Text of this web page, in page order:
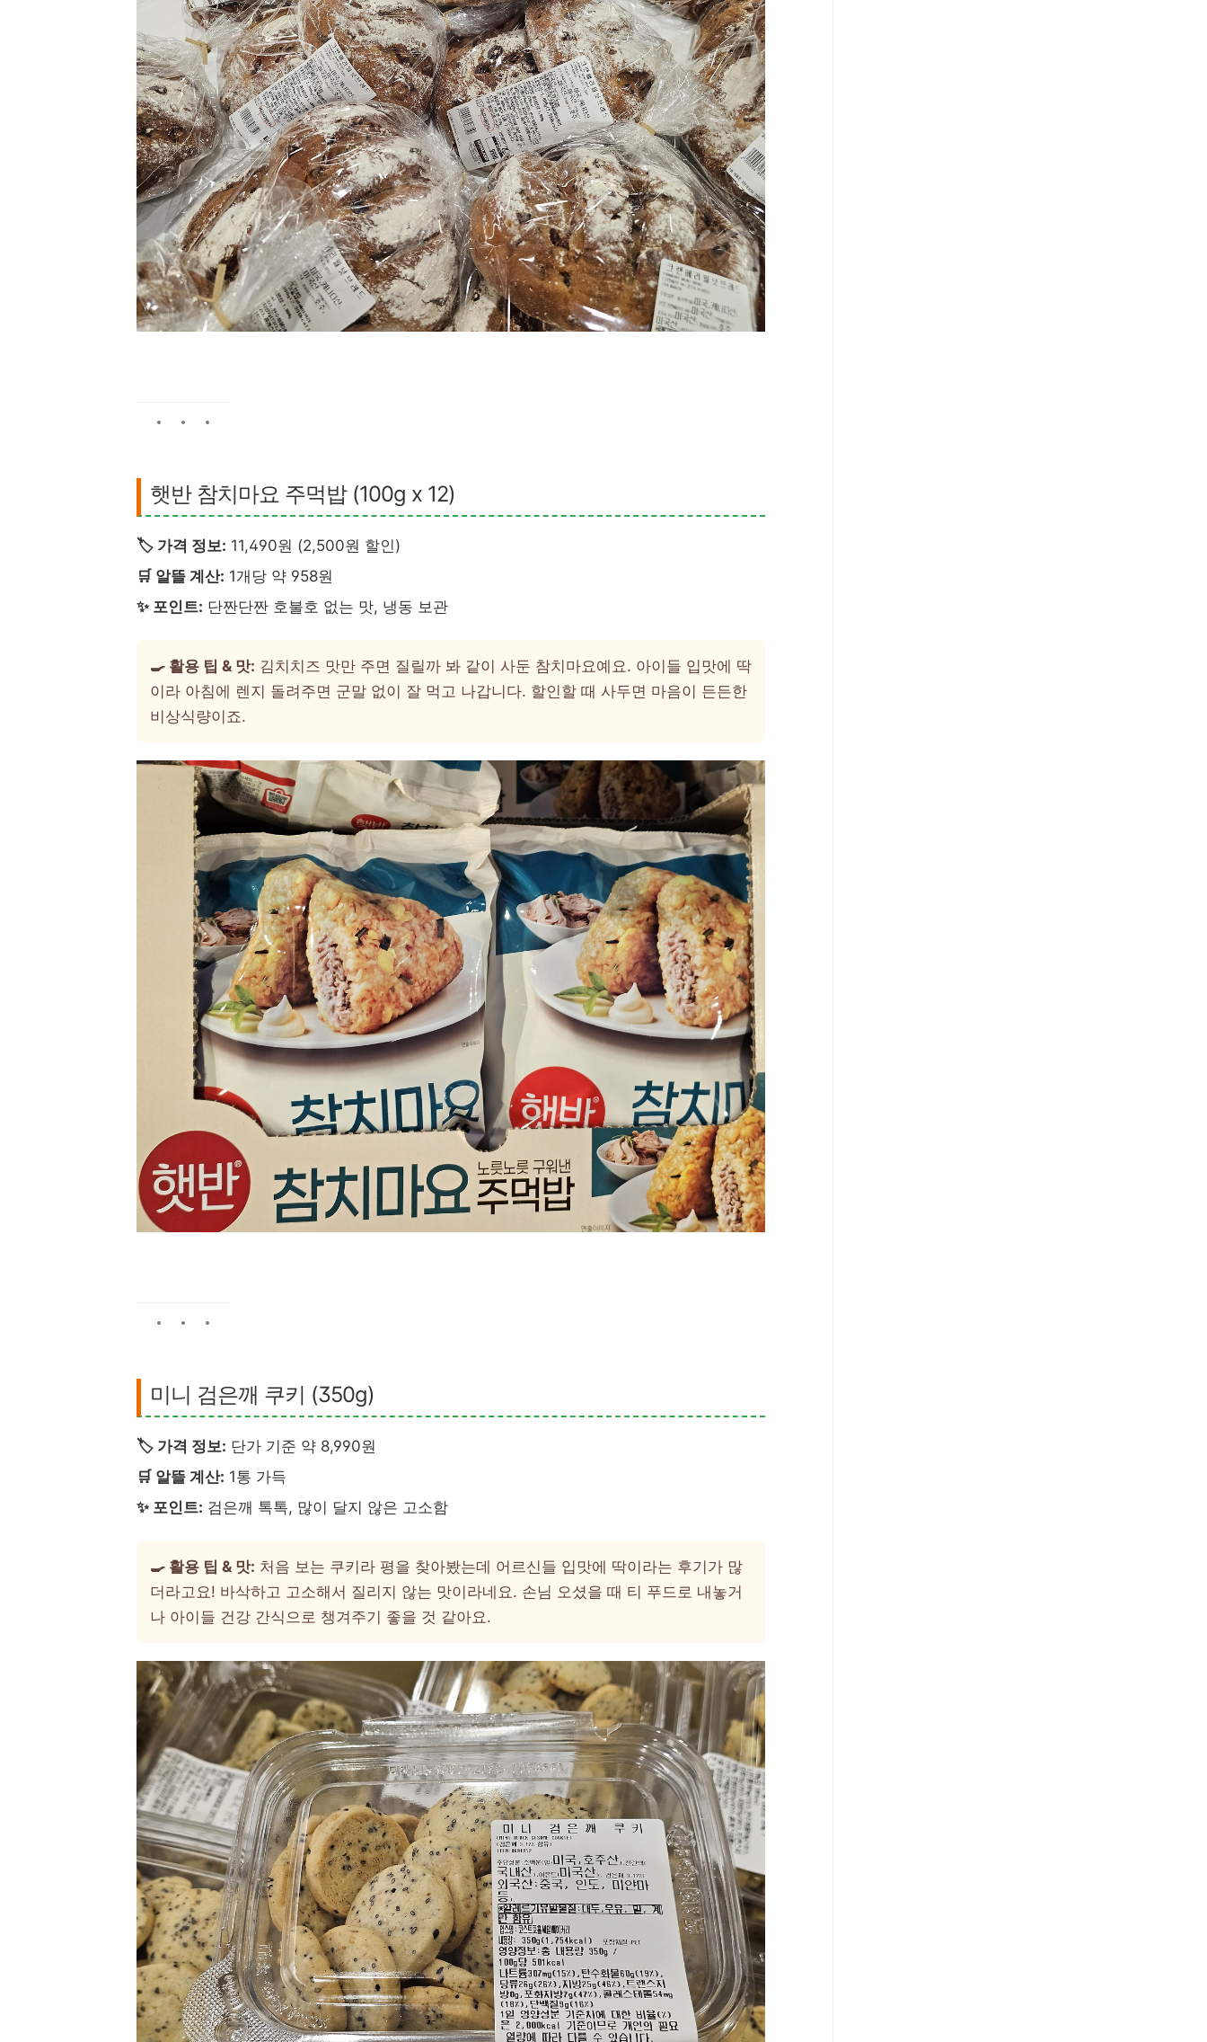
햇반 참치마요 주먹밥 (100g x 12)
🏷️ 가격 정보: 11,490원 (2,500원 할인)
🛒 알뜰 계산: 1개당 약 958원
✨ 포인트: 단짠단짠 호불호 없는 맛, 냉동 보관
🍳 활용 팁 & 맛: 김치치즈 맛만 주면 질릴까 봐 같이 사둔 참치마요예요. 아이들 입맛에 딱
이라 아침에 렌지 돌려주면 군말 없이 잘 먹고 나갑니다. 할인할 때 사두면 마음이 든든한
비상식량이죠.
미니 검은깨 쿠키 (350g)
🏷️ 가격 정보: 단가 기준 약 8,990원
🛒 알뜰 계산: 1통 가득
✨ 포인트: 검은깨 톡톡, 많이 달지 않은 고소함
🍳 활용 팁 & 맛: 처음 보는 쿠키라 평을 찾아봤는데 어르신들 입맛에 딱이라는 후기가 많
더라고요! 바삭하고 고소해서 질리지 않는 맛이라네요. 손님 오셨을 때 티 푸드로 내놓거
나 아이들 건강 간식으로 챙겨주기 좋을 것 같아요.